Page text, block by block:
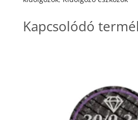
Kapcsolódó